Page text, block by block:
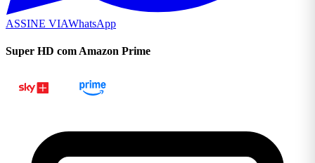
ASSINE VIAWhatsApp
Super HD com Amazon Prime